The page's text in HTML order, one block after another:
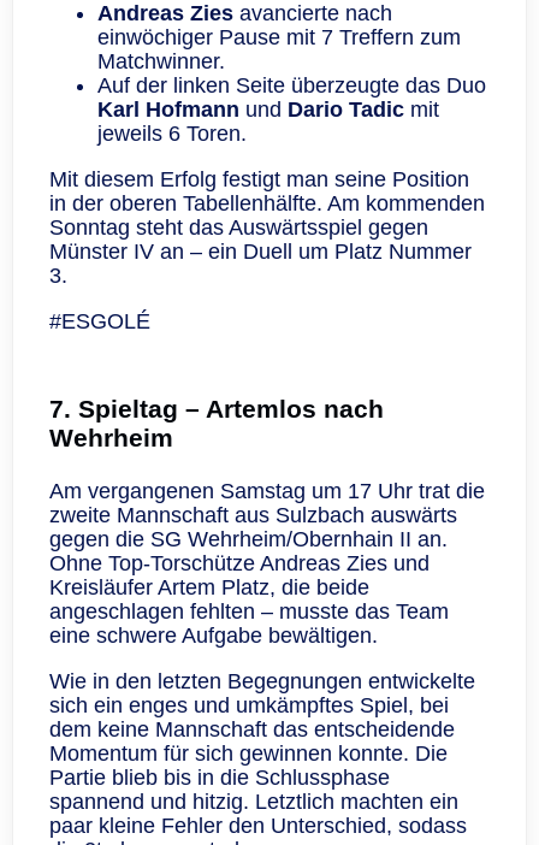
Andreas Zies avancierte nach
einwöchiger Pause mit 7 Treffern zum
Matchwinner.
Auf der linken Seite überzeugte das Duo
Karl Hofmann und Dario Tadic mit
jeweils 6 Toren.
Mit diesem Erfolg festigt man seine Position
in der oberen Tabellenhälfte. Am kommenden
Sonntag steht das Auswärtsspiel gegen
Münster IV an – ein Duell um Platz Nummer
3.
#ESGOLÉ
7. Spieltag – Artemlos nach
Wehrheim
Am vergangenen Samstag um 17 Uhr trat die
zweite Mannschaft aus Sulzbach auswärts
gegen die SG Wehrheim/Obernhain II an.
Ohne Top-Torschütze Andreas Zies und
Kreisläufer Artem Platz, die beide
angeschlagen fehlten – musste das Team
eine schwere Aufgabe bewältigen.
Wie in den letzten Begegnungen entwickelte
sich ein enges und umkämpftes Spiel, bei
dem keine Mannschaft das entscheidende
Momentum für sich gewinnen konnte. Die
Partie blieb bis in die Schlussphase
spannend und hitzig. Letztlich machten ein
paar kleine Fehler den Unterschied, sodass